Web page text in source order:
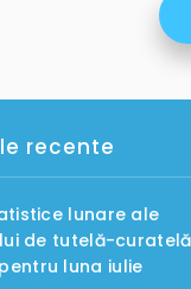
recente
lunare ale
de tutelă-
pentru luna iulie